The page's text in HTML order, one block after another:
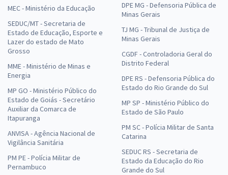
MEC - Ministério da Educação
SEDUC/MT - Secretaria de
Estado de Educação, Esporte e
Lazer do estado de Mato
Grosso
MME - Ministério de Minas e
Energia
MP GO - Ministério Público do
Estado de Goiás - Secretário
Auxiliar da Comarca de
Itapuranga
ANVISA - Agência Nacional de
Vigilância Sanitária
PM PE - Polícia Militar de
Pernambuco
DPE MG - Defensoria Pública de
Minas Gerais
TJ MG - Tribunal de Justiça de
Minas Gerais
CGDF - Controladoria Geral do
Distrito Federal
DPE RS - Defensoria Pública do
Estado do Rio Grande do Sul
MP SP - Ministério Público do
Estado de São Paulo
PM SC - Polícia Militar de Santa
Catarina
SEDUC RS - Secretaria de
Estado da Educação do Rio
Grande do Sul